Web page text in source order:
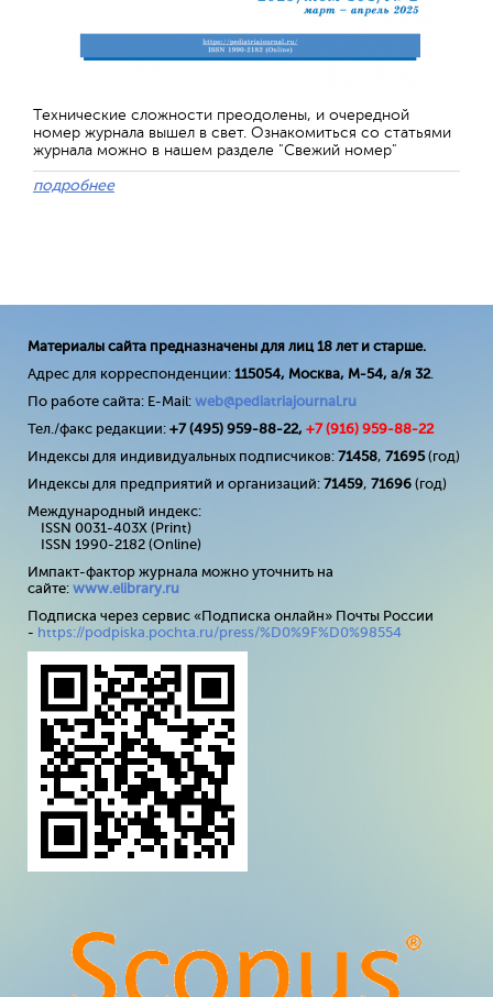
Технические сложности преодолены, и очередной
номер журнала вышел в свет. Ознакомиться со статьями
журнала можно в нашем разделе "Свежий номер"
подробнее
Материалы сайта предназначены для лиц 18 лет и старше.
Адрес для корреспонденции: 115054, Москва, М-54, а/я 32.
По работе сайта: E-Mail: web@pediatriajournal.ru
Тел./факс редакции: +7 (495) 959-88-22, +7 (916) 959-88-22
Индексы для индивидуальных подписчиков: 71458, 71695(год)
Индексы для предприятий и организаций: 71459, 71696 (год)
Международный индекс:
ISSN 0031-403X (Print)
ISSN 1990-2182 (Online)
Импакт-фактор журнала можно уточнить на
сайте: www.elibrary.ru
Подписка через сервис «Подписка онлайн» Почты России
- https://podpiska.pochta.ru/press/%D0%9F%D0%98554